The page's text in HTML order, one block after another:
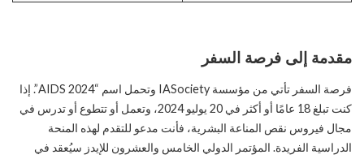
مقدمة إلى فرصة السفر
فرصة السفر تأتي من مؤسسة IASociety وتحمل اسم “AIDS 2024”. إذا
كنت تبلغ 18 عامًا أو أكثر في 20 يوليو 2024، وتعمل أو تتطوع أو تدرس في
مجال فيروس نقص المناعة البشرية، فأنت مدعو للتقدم لهذه المنحة
الدراسية الفريدة. المؤتمر الدولي الخامس والعشرون للإيدز سيُعقد في